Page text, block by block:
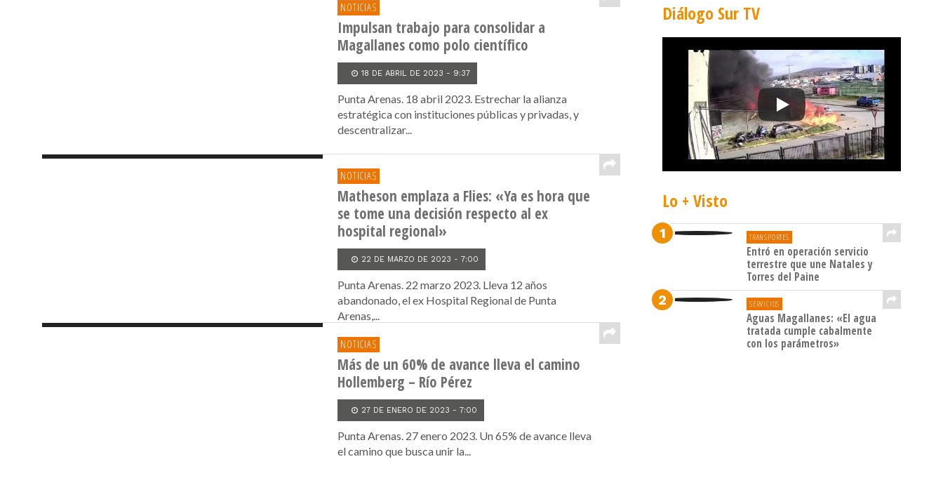
NOTICIAS
Impulsan trabajo para consolidar a
Magallanes como polo científico
18 DE ABRIL DE 2023 - 9:37
Punta Arenas. 18 abril 2023. Estrechar la alianza
estratégica con instituciones públicas y privadas, y
descentralizar...
NOTICIAS
Matheson emplaza a Flies: «Ya es hora que
se tome una decisión respecto al ex
hospital regional»
22 DE MARZO DE 2023 - 7:00
Punta Arenas. 22 marzo 2023. Lleva 12 años
abandonado, el ex Hospital Regional de Punta
Arenas,...
NOTICIAS
Más de un 60% de avance lleva el camino
Hollemberg – Río Pérez
27 DE ENERO DE 2023 - 7:00
Punta Arenas. 27 enero 2023. Un 65% de avance lleva
el camino que busca unir la...
Diálogo Sur TV
Lo + Visto
TRANSPORTES
Entró en operación servicio
terrestre que une Natales y
Torres del Paine
SERVICIOS
Aguas Magallanes: «El agua
tratada cumple cabalmente
con los parámetros»